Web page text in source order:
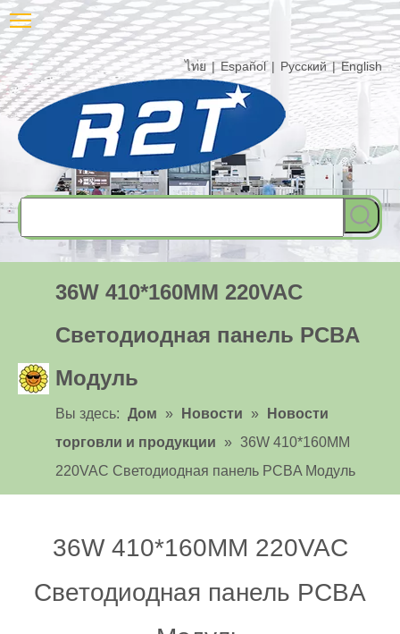
ไทย | Español | Pусский | English
36W 410*160MM 220VAC
Светодиодная панель PCBA
Модуль
Вы здесь: Дом » Новости »
Новости
торговли и продукции
» 36W 410*160MM
220VAC Светодиодная панель PCBA Модуль
36W 410*160MM 220VAC
Светодиодная панель PCBA